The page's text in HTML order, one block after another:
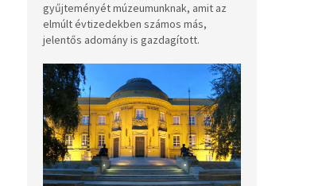
gyűjteményét múzeumunknak, amit az
elmúlt évtizedekben számos más,
jelentős adomány is gazdagított.